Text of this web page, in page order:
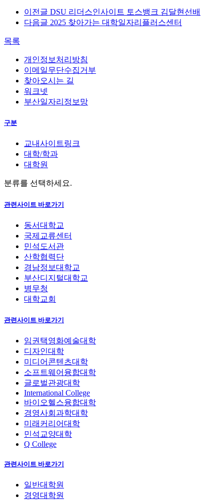
이전글 DSU 리더스인사이트 토스뱅크 김달현선배
다음글 2025 찾아가는 대학일자리플러스센터
목록
개인정보처리방침
이메일무단수집거부
찾아오시는 길
워크넷
부산일자리정보망
구분
교내사이트링크
대학/학과
대학원
분류를 선택하세요.
관련사이트 바로가기
동서대학교
국제교류센터
민석도서관
산학협력단
경남정보대학교
부산디지털대학교
병무청
대학교회
관련사이트 바로가기
임권택영화예술대학
디자인대학
미디어콘텐츠대학
소프트웨어융합대학
글로벌관광대학
International College
바이오헬스융합대학
경영사회과학대학
미래커리어대학
민석교양대학
Q College
관련사이트 바로가기
일반대학원
경영대학원